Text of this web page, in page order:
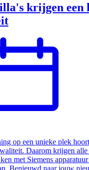
krijgen een
op een unieke plek
Daarom krijgen alle
met Siemens
Benieuwd naar jouw